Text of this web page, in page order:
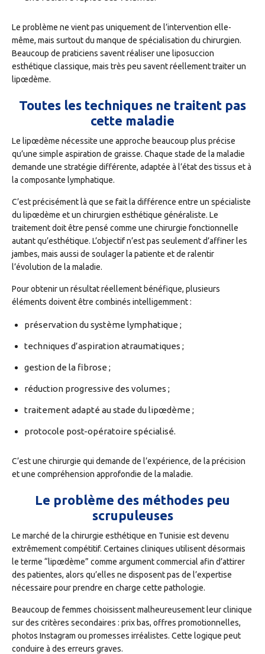
Le problème ne vient pas uniquement de l’intervention elle-
même, mais surtout du manque de spécialisation du chirurgien.
Beaucoup de praticiens savent réaliser une liposuccion
esthétique classique, mais très peu savent réellement traiter un
lipœdème.
Toutes les techniques ne traitent pas
cette maladie
Le lipœdème nécessite une approche beaucoup plus précise
qu’une simple aspiration de graisse. Chaque stade de la maladie
demande une stratégie différente, adaptée à l’état des tissus et à
la composante lymphatique.
C’est précisément là que se fait la différence entre un spécialiste
du lipœdème et un chirurgien esthétique généraliste. Le
traitement doit être pensé comme une chirurgie fonctionnelle
autant qu’esthétique. L’objectif n’est pas seulement d’affiner les
jambes, mais aussi de soulager la patiente et de ralentir
l’évolution de la maladie.
Pour obtenir un résultat réellement bénéfique, plusieurs
éléments doivent être combinés intelligemment :
préservation du système lymphatique ;
techniques d’aspiration atraumatiques ;
gestion de la fibrose ;
réduction progressive des volumes ;
traitement adapté au stade du lipœdème ;
protocole post-opératoire spécialisé.
C’est une chirurgie qui demande de l’expérience, de la précision
et une compréhension approfondie de la maladie.
Le problème des méthodes peu
scrupuleuses
Le marché de la chirurgie esthétique en Tunisie est devenu
extrêmement compétitif. Certaines cliniques utilisent désormais
le terme “lipœdème” comme argument commercial afin d’attirer
des patientes, alors qu’elles ne disposent pas de l’expertise
nécessaire pour prendre en charge cette pathologie.
Beaucoup de femmes choisissent malheureusement leur clinique
sur des critères secondaires : prix bas, offres promotionnelles,
photos Instagram ou promesses irréalistes. Cette logique peut
conduire à des erreurs graves.